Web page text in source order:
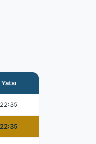
Yatsı
22:35
22:35